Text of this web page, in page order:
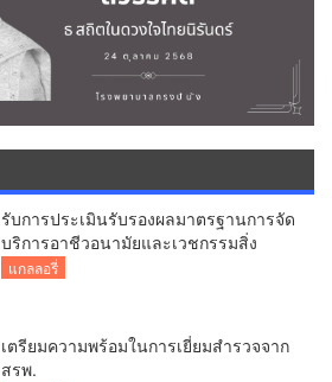
รับการประเมินรับรองผลมาตรฐานการจัด
บริการอาชีวอนามัยและเวชกรรมสิ่ง
แวดล้อม
แกลลอรี่
เตรียมความพร้อมในการเยี่ยมสำรวจจาก
สรพ.